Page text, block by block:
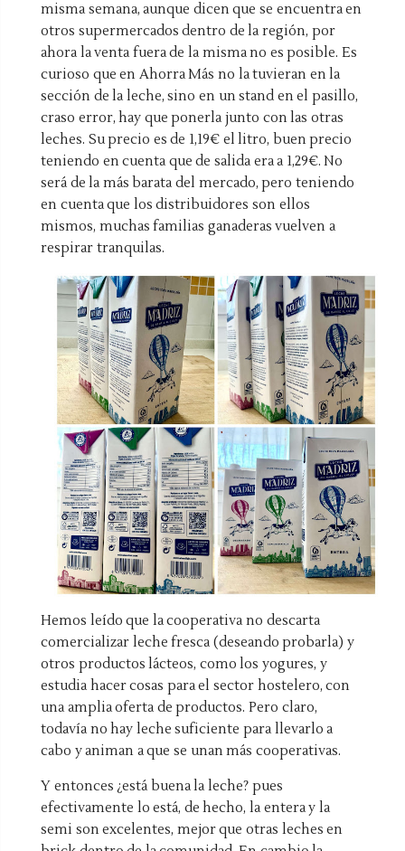
misma semana, aunque dicen que se encuentra en
otros supermercados dentro de la región, por
ahora la venta fuera de la misma no es posible. Es
curioso que en Ahorra Más no la tuvieran en la
sección de la leche, sino en un stand en el pasillo,
craso error, hay que ponerla junto con las otras
leches. Su precio es de 1,19€ el litro, buen precio
teniendo en cuenta que de salida era a 1,29€. No
será de la más barata del mercado, pero teniendo
en cuenta que los distribuidores son ellos
mismos, muchas familias ganaderas vuelven a
respirar tranquilas.
Hemos leído que la cooperativa no descarta
comercializar leche fresca (deseando probarla) y
otros productos lácteos, como los yogures, y
estudia hacer cosas para el sector hostelero, con
una amplia oferta de productos. Pero claro,
todavía no hay leche suficiente para llevarlo a
cabo y animan a que se unan más cooperativas.
Y entonces ¿está buena la leche? pues
efectivamente lo está, de hecho, la entera y la
semi son excelentes, mejor que otras leches en